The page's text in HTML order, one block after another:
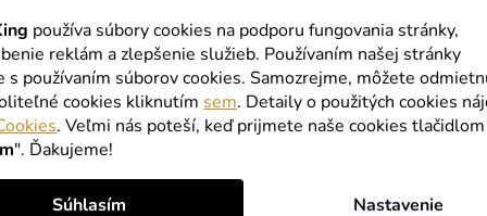
používa súbory cookies na podporu fungovania stránky,
reklám a zlepšenie služieb. Používaním našej stránky
s používaním súborov cookies. Samozrejme, môžete
cookies kliknutím sem. Detaily o použitých cookies
. Veľmi nás poteší, keď prijmete naše cookies tlačidlom
". Ďakujeme!
Nastavenie
Súhlasím
MOHLO BY VÁS ZAUJÍMAŤ